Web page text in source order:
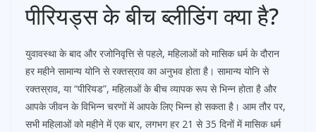
पीरियड्स के बीच ब्लीडिंग क्या है?
युवावस्था के बाद और रजोनिवृत्ति से पहले, महिलाओं को मासिक धर्म के दौरान
हर महीने सामान्य योनि से रक्तस्राव का अनुभव होता है। सामान्य योनि से
रक्तस्राव, या “पीरियड”, महिलाओं के बीच व्यापक रूप से भिन्न होता है और
आपके जीवन के विभिन्न चरणों में आपके लिए भिन्न हो सकता है। आम तौर पर,
सभी महिलाओं को महीने में एक बार, लगभग हर 21 से 35 दिनों में मासिक धर्म